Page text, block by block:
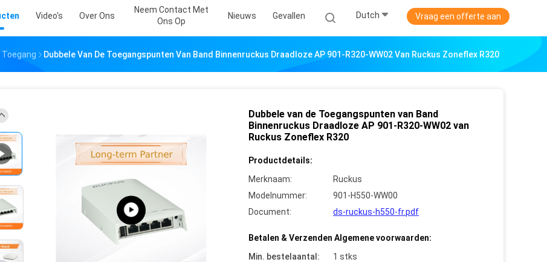
Video's Over Ons
Neem Contact Met
Ons Op
Nieuws Gevallen Dutch Vraag een offerte aan
Toegang Dubbele Van De Toegangspunten Van Band Binnenruckus Draadloze AP 901-R320-WW02 Van Ruckus Zoneflex R320
Dubbele van de Toegangspunten van Band
Binnenruckus Draadloze AP 901-R320-WW02 van
Ruckus Zoneflex R320
Productdetails:
Merknaam:
Ruckus
Modelnummer:
901-H550-WW00
Document:
ds-ruckus-h550-fr.pdf
Betalen & Verzenden Algemene voorwaarden:
Min. bestelaantal:
1 stks